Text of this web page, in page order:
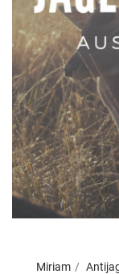
Miriam